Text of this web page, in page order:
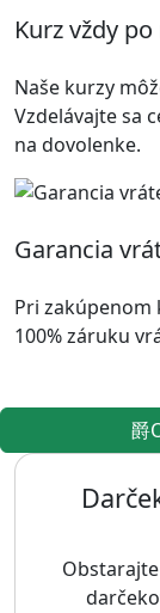
Kurz vždy
Naše kurzy
Vzdelávajte sa
na dovolenke.
Garancia
Pri zakúpenom
100% záruku